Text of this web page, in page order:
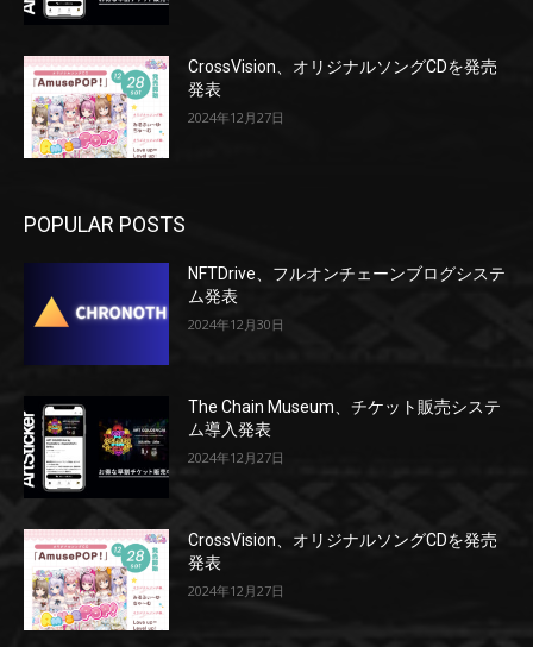
CrossVision、オリジナルソングCDを発売
発表
2024年12月27日
POPULAR POSTS
NFTDrive、フルオンチェーンブログシステ
ム発表
2024年12月30日
The Chain Museum、チケット販売システ
ム導入発表
2024年12月27日
CrossVision、オリジナルソングCDを発売
発表
2024年12月27日